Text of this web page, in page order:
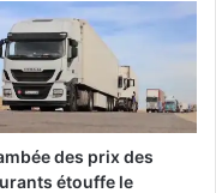
des prix des
étouffe le